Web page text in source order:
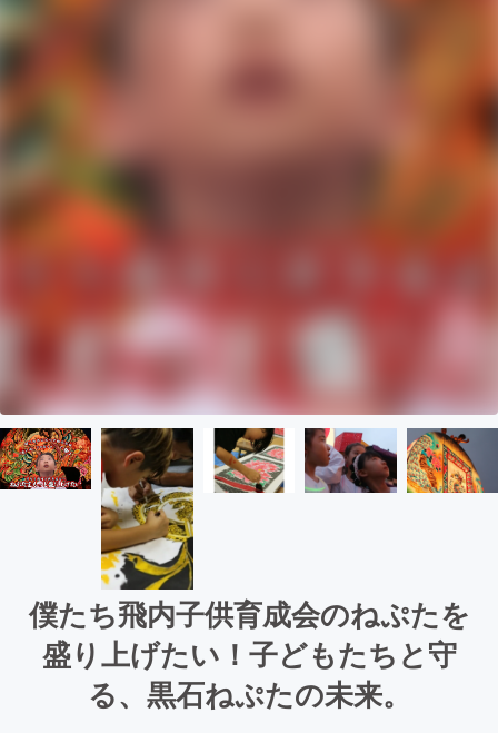
僕たち飛内子供育成会のねぷたを
盛り上げたい！子どもたちと守
る、黒石ねぷたの未来。